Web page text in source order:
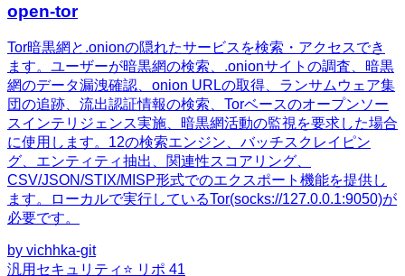
open-tor
Tor暗黒網と.onionの隠れたサービスを検索・アクセスでき
ます。ユーザーが暗黒網の検索、.onionサイトの調査、暗黒
網のデータ漏洩確認、onion URLの取得、ランサムウェア集
団の追跡、流出認証情報の検索、Torベースのオープンソー
スインテリジェンス実施、暗黒網活動の監視を要求した場合
に使用します。12の検索エンジン、バッチスクレイピン
グ、エンティティ抽出、関連性スコアリング、
CSV/JSON/STIX/MISP形式でのエクスポート機能を提供し
ます。ローカルで実行しているTor(socks://127.0.0.1:9050)が
必要です。
by vichhka-git
汎用 セキュリティ ⭐ リポ 41